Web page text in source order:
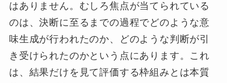
はありません。むしろ焦点が当てられている
のは、決断に至るまでの過程でどのような意
味生成が行われたのか、どのような判断が引
き受けられたのかという点にあります。これ
は、結果だけを見て評価する枠組みとは本質